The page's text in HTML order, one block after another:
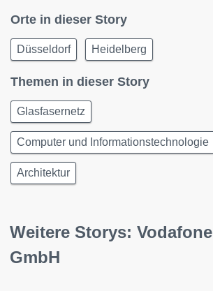
Orte in dieser Story
Düsseldorf Heidelberg
Themen in dieser Story
Glasfasernetz
Computer und Informationstechnologie
Architektur
Weitere Storys: Vodafone
GmbH